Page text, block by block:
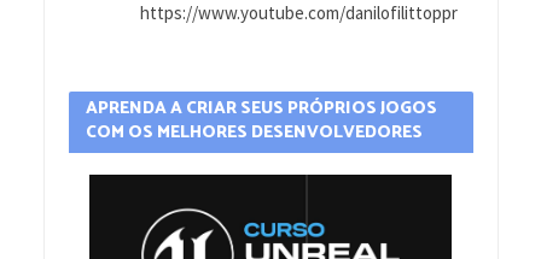
https://www.youtube.com/danilofilittoppr
APRENDA A CRIAR SEUS PRÓPRIOS JOGOS
COM OS MELHORES DESENVOLVEDORES